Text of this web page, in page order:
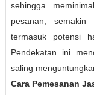
sehingga
pesanan,
termasuk potensi
Pendekatan ini
saling
Cara Pemesanan